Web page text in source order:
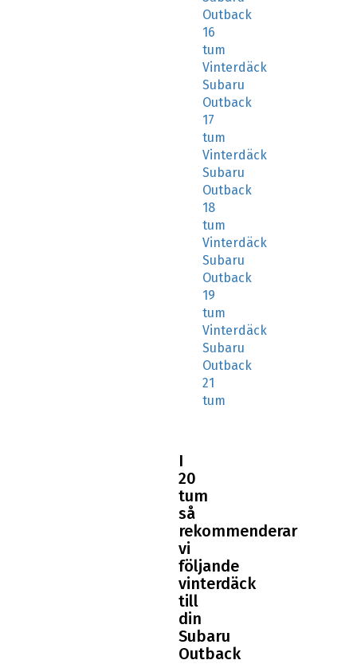
Outback
16
tum
Vinterdäck
Subaru
Outback
17
tum
Vinterdäck
Subaru
Outback
18
tum
Vinterdäck
Subaru
Outback
19
tum
Vinterdäck
Subaru
Outback
21
tum
I
20
tum
så
rekommenderar
vi
följande
vinterdäck
till
din
Subaru
Outback